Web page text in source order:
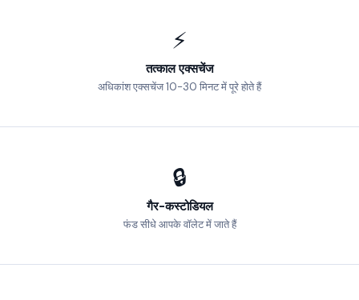
⚡
तत्काल एक्सचेंज
अधिकांश एक्सचेंज 10-30 मिनट में पूरे होते हैं
🔒
गैर-कस्टोडियल
फंड सीधे आपके वॉलेट में जाते हैं